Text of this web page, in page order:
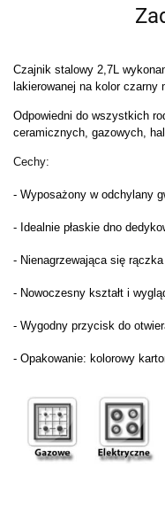
Czajnik stalowy 2,7L
lakierowanej na kolor czarny
Odpowiedni do wszystkich
ceramicznych, gazowych,
Cechy:
- Wyposażony w odchylany
- Idealnie płaskie dno
- Nienagrzewająca się rączka
- Nowoczesny kształt i
- Wygodny przycisk do
- Opakowanie: kolorowy